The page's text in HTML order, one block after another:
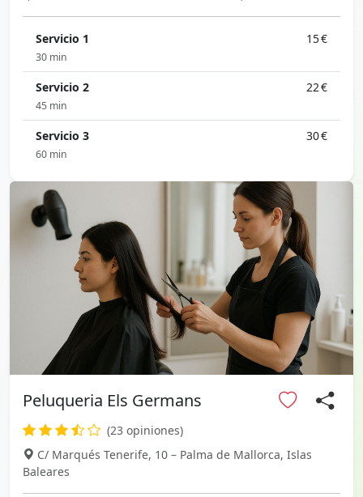
Servicio 1 15 €
30 min
Servicio 2 22 €
45 min
Servicio 3 30 €
60 min
Peluqueria Els Germans
(23 opiniones)
C/ Marqués Tenerife, 10 – Palma de Mallorca, Islas
Baleares